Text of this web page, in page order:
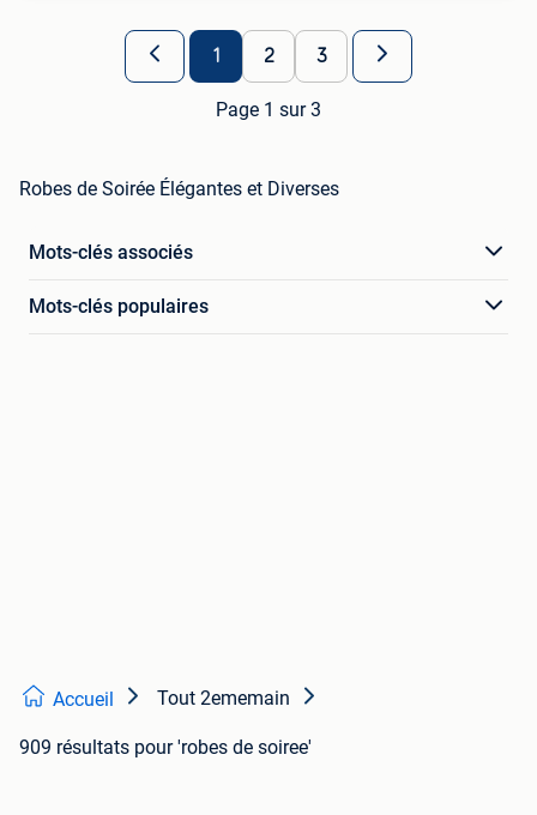
1 2 3
Page 1 sur 3
Robes de Soirée Élégantes et Diverses
Mots-clés associés
Mots-clés populaires
Accueil Tout 2ememain
909 résultats pour 'robes de soiree'